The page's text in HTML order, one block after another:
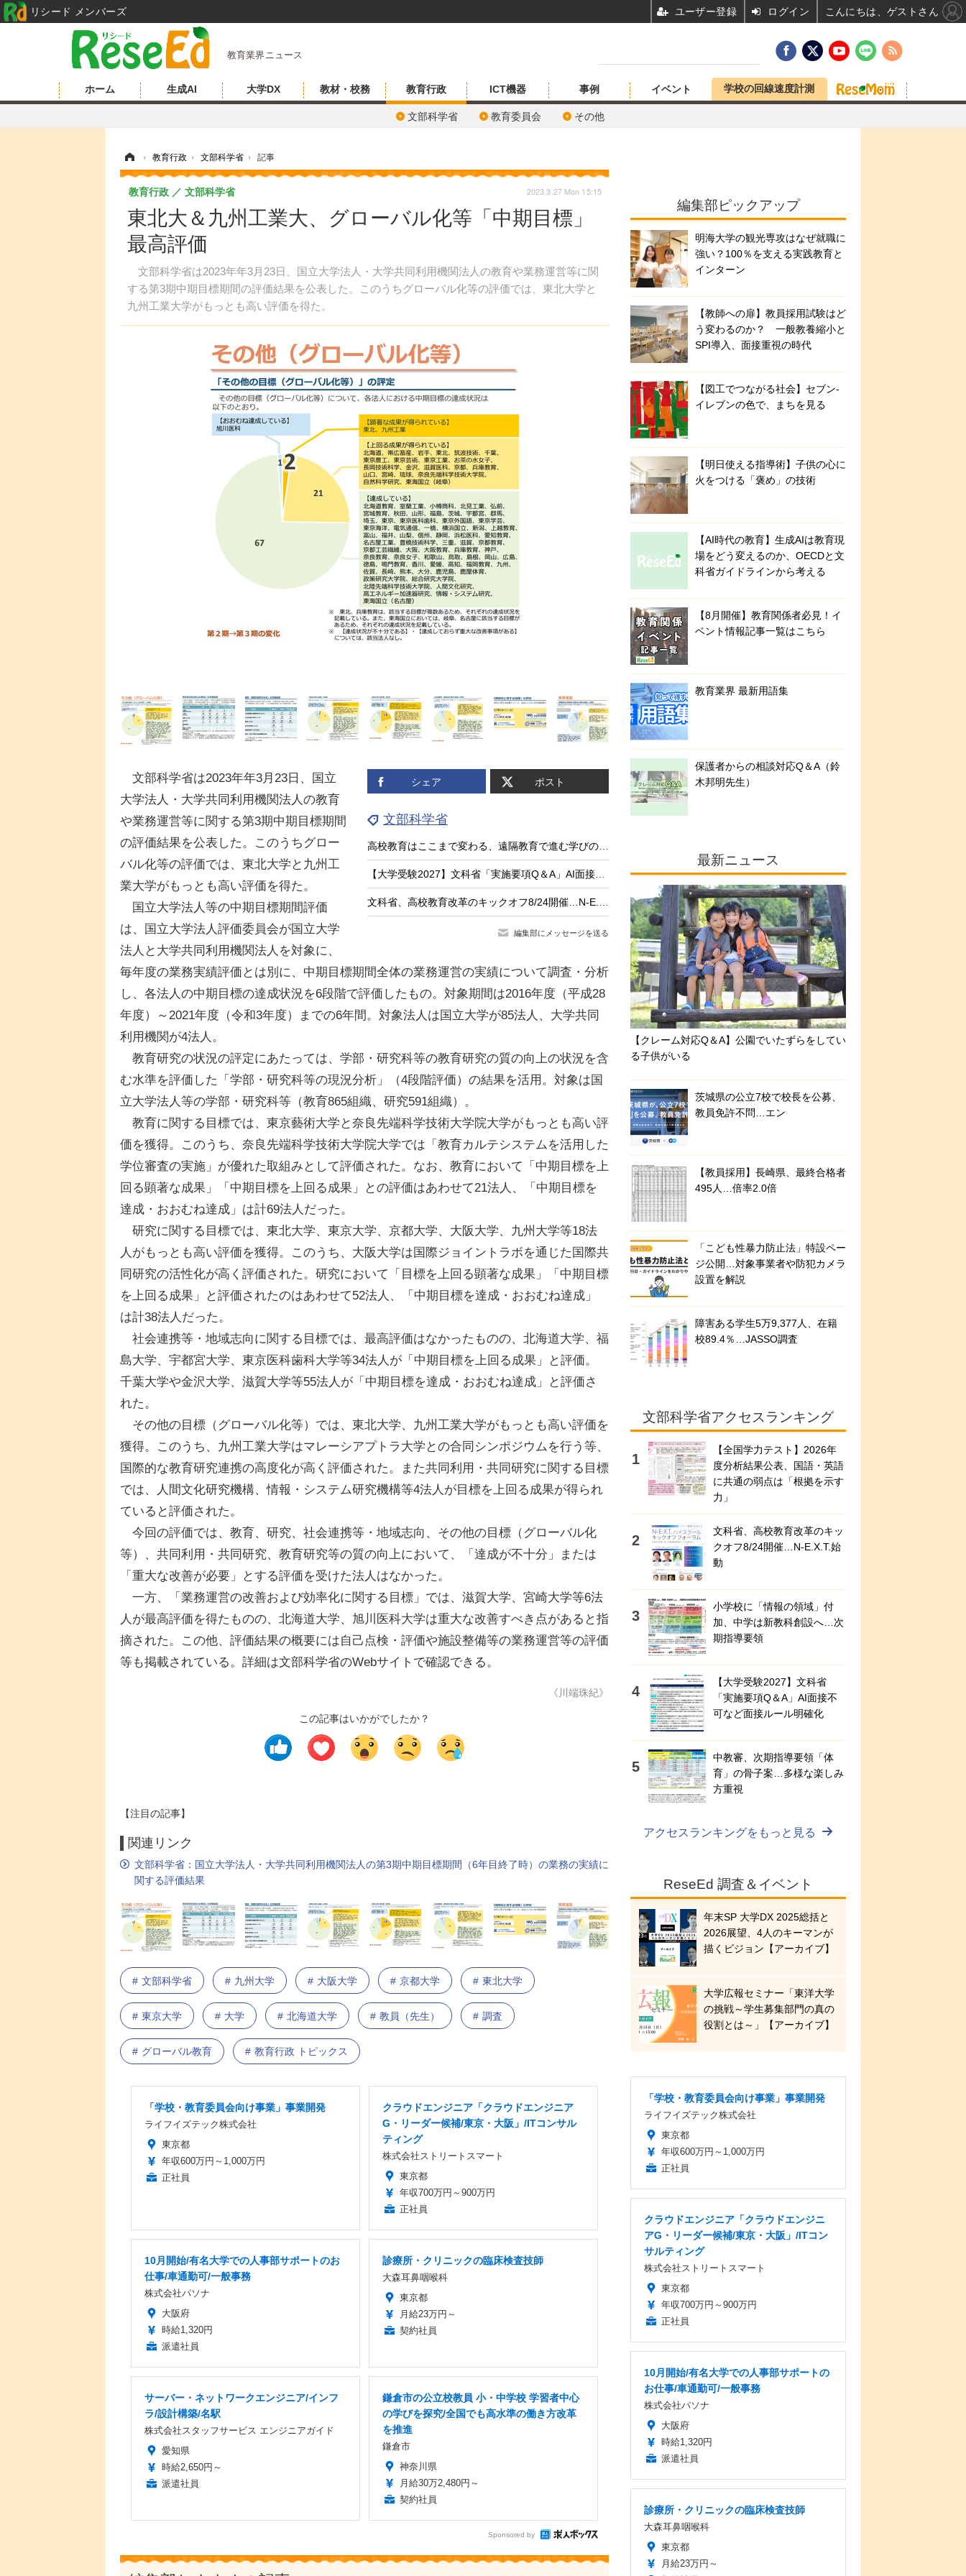
教育業界ニュース
ホーム 生成AI 大学DX 教材・校務 教育行政
文部科学省 教育委員会 その他
ICT機器 事例 イベント 学校の回線速度計測
› 教育行政 › 文部科学省 › 記事
東北大＆九州工業大、グローバル化等「中期目標」
最高評価
文部科学省は2023年年3月23日、国立大学法人・大学共同利用機関法人の教育や業務運営等に関
する第3期中期目標期間の評価結果を公表した。このうちグローバル化等の評価では、東北大学と
九州工業大学がもっとも高い評価を得た。
教育行政 文部科学省 2023.3.27 Mon 15:15
シェア ポスト
文部科学省
編集部にメッセージを送る
文部科学省は2023年年3月23日、国立
大学法人・大学共同利用機関法人の教育
や業務運営等に関する第3期中期目標期間
の評価結果を公表した。このうちグロー
バル化等の評価では、東北大学と九州工
業大学がもっとも高い評価を得た。
国立大学法人等の中期目標期間評価
は、国立大学法人評価委員会が国立大学
法人と大学共同利用機関法人を対象に、
毎年度の業務実績評価とは別に、中期目標期間全体の業務運営の実績について調査・分析
し、各法人の中期目標の達成状況を6段階で評価したもの。対象期間は2016年度（平成28
年度）～2021年度（令和3年度）までの6年間。対象法人は国立大学が85法人、大学共同
利用機関が4法人。
教育研究の状況の評定にあたっては、学部・研究科等の教育研究の質の向上の状況を含
む水準を評価した「学部・研究科等の現況分析」（4段階評価）の結果を活用。対象は国
立大学法人等の学部・研究科等（教育865組織、研究591組織）。
教育に関する目標では、東京藝術大学と奈良先端科学技術大学院大学がもっとも高い評
価を獲得。このうち、奈良先端科学技術大学院大学では「教育カルテシステムを活用した
学位審査の実施」が優れた取組みとして評価された。なお、教育において「中期目標を上
回る顕著な成果」「中期目標を上回る成果」との評価はあわせて21法人、「中期目標を
達成・おおむね達成」は計69法人だった。
研究に関する目標では、東北大学、東京大学、京都大学、大阪大学、九州大学等18法
人がもっとも高い評価を獲得。このうち、大阪大学は国際ジョイントラボを通じた国際共
同研究の活性化が高く評価された。研究において「目標を上回る顕著な成果」「中期目標
を上回る成果」と評価されたのはあわせて52法人、「中期目標を達成・おおむね達成」
は計38法人だった。
社会連携等・地域志向に関する目標では、最高評価はなかったものの、北海道大学、福
島大学、宇都宮大学、東京医科歯科大学等34法人が「中期目標を上回る成果」と評価。
千葉大学や金沢大学、滋賀大学等55法人が「中期目標を達成・おおむね達成」と評価さ
れた。
その他の目標（グローバル化等）では、東北大学、九州工業大学がもっとも高い評価を
獲得。このうち、九州工業大学はマレーシアプトラ大学との合同シンポジウムを行う等、
国際的な教育研究連携の高度化が高く評価された。また共同利用・共同研究に関する目標
では、人間文化研究機構、情報・システム研究機構等4法人が目標を上回る成果が得られ
ていると評価された。
今回の評価では、教育、研究、社会連携等・地域志向、その他の目標（グローバル化
等）、共同利用・共同研究、教育研究等の質の向上において、「達成が不十分」または
「重大な改善が必要」とする評価を受けた法人はなかった。
一方、「業務運営の改善および効率化に関する目標」では、滋賀大学、宮崎大学等6法
人が最高評価を得たものの、北海道大学、旭川医科大学は重大な改善すべき点があると指
摘された。この他、評価結果の概要には自己点検・評価や施設整備等の業務運営等の評価
等も掲載されている。詳細は文部科学省のWebサイトで確認できる。
《川端珠紀》
この記事はいかがでしたか？
【注目の記事】
関連リンク
文部科学省：国立大学法人・大学共同利用機関法人の第3期中期目標期間（6年目終了時）の業務の実績に
関する評価結果
文部科学省 九州大学 大阪大学 京都大学 東北大学
東京大学 大学 北海道大学 教員（先生） 調査
グローバル教育 教育行政 トピックス
「学校・教育委員会向け事業」事業開発
ライフイズテック株式会社
東京都
年収600万円～1,000万円
正社員
クラウドエンジニア「クラウドエンジニア
G・リーダー候補/東京・大阪」/ITコンサル
ティング
株式会社ストリートスマート
東京都
年収700万円～900万円
正社員
10月開始/有名大学での人事部サポートのお
仕事/車通勤可/一般事務
株式会社パソナ
大阪府
時給1,320円
派遣社員
診療所・クリニックの臨床検査技師
大森耳鼻咽喉科
東京都
月給23万円～
契約社員
サーバー・ネットワークエンジニア/インフ
ラ/設計構築/名駅
株式会社スタッフサービス エンジニアガイド
愛知県
時給2,650円～
派遣社員
鎌倉市の公立校教員 小・中学校 学習者中心
の学びを探究/全国でも高水準の働き方改革
を推進
鎌倉市
神奈川県
月給30万2,480円～
契約社員
Sponsored by
編集部ピックアップ
明海大学の観光専攻はなぜ就職に
強い？100％を支える実践教育と
インターン
【教師への扉】教員採用試験はど
う変わるのか？ 一般教養縮小と
SPI導入、面接重視の時代
【図工でつながる社会】セブン‐
イレブンの色で、まちを見る
【明日使える指導術】子供の心に
火をつける「褒め」の技術
【AI時代の教育】生成AIは教育現
場をどう変えるのか、OECDと文
科省ガイドラインから考える
【8月開催】教育関係者必見！イ
ベント情報記事一覧はこちら
教育業界 最新用語集
保護者からの相談対応Q＆A（鈴
木邦明先生）
最新ニュース
【クレーム対応Q＆A】公園でいたずらをしてい
る子供がいる
茨城県の公立7校で校長を公募、
教員免許不問…エン
【教員採用】長崎県、最終合格者
495人…倍率2.0倍
「こども性暴力防止法」特設ペー
ジ公開…対象事業者や防犯カメラ
設置を解説
障害ある学生5万9,377人、在籍
校89.4％…JASSO調査
文部科学省アクセスランキング
【全国学力テスト】2026年
度分析結果公表、国語・英語
に共通の弱点は「根拠を示す
力」
文科省、高校教育改革のキッ
クオフ8/24開催…N-E.X.T.始
動
小学校に「情報の領域」付
加、中学は新教科創設へ…次
期指導要領
【大学受験2027】文科省
「実施要項Q＆A」AI面接不
可など面接ルール明確化
中教審、次期指導要領「体
育」の骨子案…多様な楽しみ
方重視
アクセスランキングをもっと見る
ReseEd 調査＆イベント
年末SP 大学DX 2025総括と
2026展望、4人のキーマンが
描くビジョン【アーカイブ】
大学広報セミナー「東洋大学
の挑戦～学生募集部門の真の
役割とは～」【アーカイブ】
「学校・教育委員会向け事業」事業開発
ライフイズテック株式会社
東京都
年収600万円～1,000万円
正社員
クラウドエンジニア「クラウドエンジニ
アG・リーダー候補/東京・大阪」/ITコン
サルティング
株式会社ストリートスマート
東京都
年収700万円～900万円
正社員
10月開始/有名大学での人事部サポートの
お仕事/車通勤可/一般事務
株式会社パソナ
大阪府
時給1,320円
派遣社員
診療所・クリニックの臨床検査技師
大森耳鼻咽喉科
東京都
月給23万円～
リシード メンバーズ ユーザー登録 ログイン こんにちは、ゲストさん